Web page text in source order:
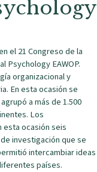
el 21 Congreso de la
Psychology EAWOP.
organizacional y
En esta ocasión se
a más de 1.500
Los
esta ocasión seis
investigación que se
intercambiar ideas
países.